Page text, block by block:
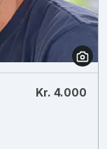
Kr. 4.000